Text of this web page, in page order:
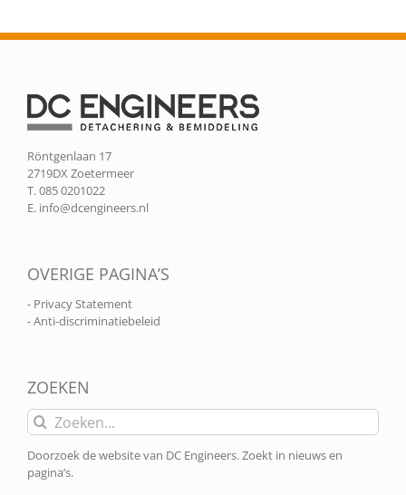
Röntgenlaan 17
2719DX Zoetermeer
T. 085 0201022
E. info@dcengineers.nl
OVERIGE PAGINA’S
- Privacy Statement
- Anti-discriminatiebeleid
ZOEKEN
Zoeken
naar:
Doorzoek de website van DC Engineers. Zoekt in nieuws en
pagina’s.